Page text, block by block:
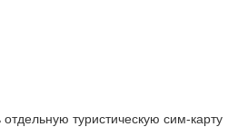
туристическую сим-карту